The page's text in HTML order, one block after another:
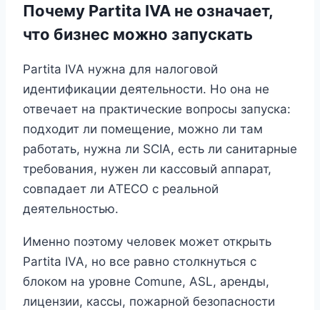
Почему Partita IVA не означает,
что бизнес можно запускать
Partita IVA нужна для налоговой
идентификации деятельности. Но она не
отвечает на практические вопросы запуска:
подходит ли помещение, можно ли там
работать, нужна ли SCIA, есть ли санитарные
требования, нужен ли кассовый аппарат,
совпадает ли ATECO с реальной
деятельностью.
Именно поэтому человек может открыть
Partita IVA, но все равно столкнуться с
блоком на уровне Comune, ASL, аренды,
лицензии, кассы, пожарной безопасности